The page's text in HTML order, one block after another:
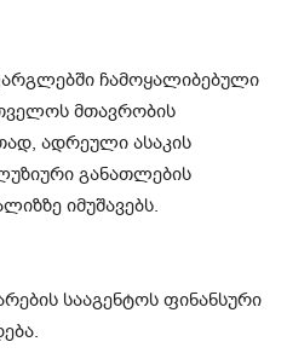
ჩამოყალიბებული
მთავრობის
ადრეული ასაკის
განათლების
იმუშავებს.
სააგენტოს ფინანსური